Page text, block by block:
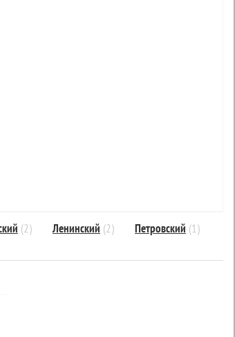
(2) Ленинский (2) Петровский (1)